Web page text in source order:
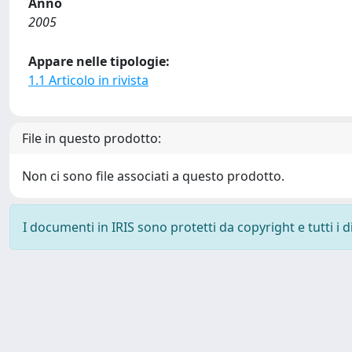
2005
Appare nelle tipologie:
1.1 Articolo in rivista
File in questo prodotto:
Non ci sono file associati a questo prodotto.
I documenti in IRIS sono protetti da copyright e tutti i